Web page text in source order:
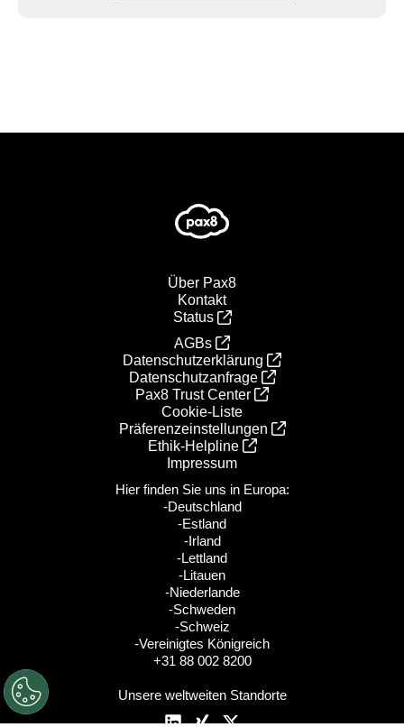
Über Pax8
Kontakt
Status
AGBs
Datenschutzerklärung
Datenschutzanfrage
Pax8 Trust Center
Cookie-Liste
Präferenzeinstellungen
Ethik‑Helpline
Impressum
Hier finden Sie uns in Europa:
-Deutschland
-Estland
-Irland
-Lettland
-Litauen
-Niederlande
-Schweden
-Schweiz
-Vereinigtes Königreich
+31 88 002 8200
Unsere weltweiten Standorte